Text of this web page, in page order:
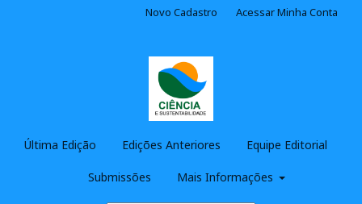
Última Edição Edições Anteriores Equipe Editorial
Submissões Mais Informações
Novo Cadastro Acessar Minha Conta